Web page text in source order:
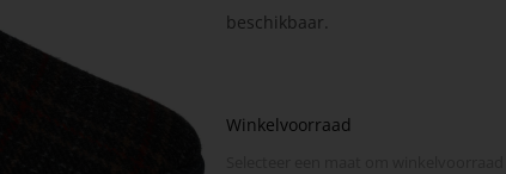
beschikbaar.
Winkelvoorraad